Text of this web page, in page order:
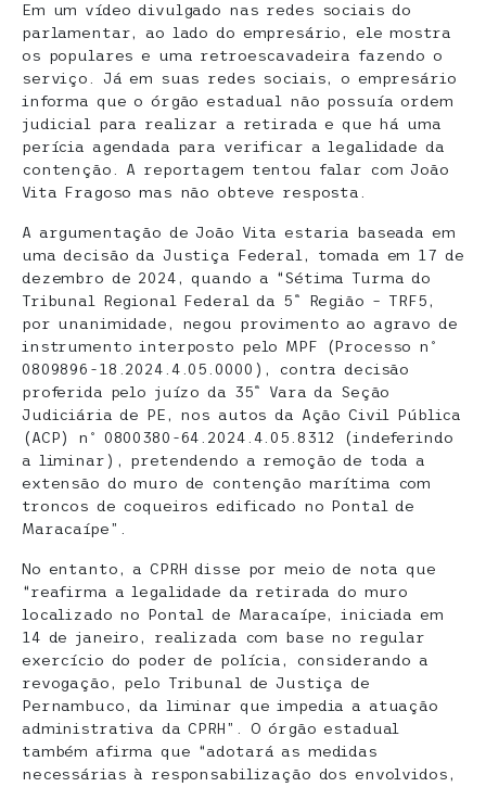
Em um vídeo divulgado nas redes sociais do
parlamentar, ao lado do empresário, ele mostra
os populares e uma retroescavadeira fazendo o
serviço. Já em suas redes sociais, o empresário
informa que o órgão estadual não possuía ordem
judicial para realizar a retirada e que há uma
perícia agendada para verificar a legalidade da
contenção. A reportagem tentou falar com João
Vita Fragoso mas não obteve resposta.
A argumentação de João Vita estaria baseada em
uma decisão da Justiça Federal, tomada em 17 de
dezembro de 2024, quando a “Sétima Turma do
Tribunal Regional Federal da 5ª Região – TRF5,
por unanimidade, negou provimento ao agravo de
instrumento interposto pelo MPF (Processo nº
0809896-18.2024.4.05.0000), contra decisão
proferida pelo juízo da 35ª Vara da Seção
Judiciária de PE, nos autos da Ação Civil Pública
(ACP) nº 0800380-64.2024.4.05.8312 (indeferindo
a liminar), pretendendo a remoção de toda a
extensão do muro de contenção marítima com
troncos de coqueiros edificado no Pontal de
Maracaípe”.
No entanto, a CPRH disse por meio de nota que
“reafirma a legalidade da retirada do muro
localizado no Pontal de Maracaípe, iniciada em
14 de janeiro, realizada com base no regular
exercício do poder de polícia, considerando a
revogação, pelo Tribunal de Justiça de
Pernambuco, da liminar que impedia a atuação
administrativa da CPRH”. O órgão estadual
também afirma que “adotará as medidas
necessárias à responsabilização dos envolvidos,